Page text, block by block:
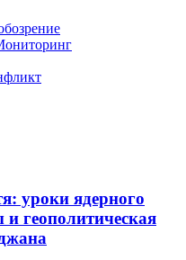
уроки ядерного
геополитическая